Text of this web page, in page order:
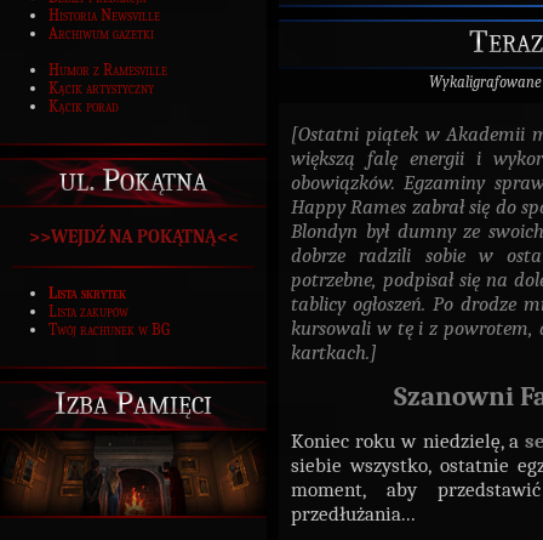
Historia Newsville
Archiwum gazetki
Humor z Ramesville
Kącik artystyczny
Kącik porad
ul. Pokątna
>>WEJDŹ NA POKĄTNĄ<<
Lista skrytek
Lista zakupów
Twój rachunek w BG
Izba Pamięci
[Ostatni piątek w Akademii
większą falę energii i
obowiązków. Egzaminy
Happy Rames zabrał się do
Blondyn był dumny ze
dobrze radzili sobie w
potrzebne, podpisał się na
tablicy ogłoszeń. Po drodze
kursowali w tę i z powrotem,
kartkach.]
Szanowni
Koniec roku w niedzielę, a
siebie wszystko, ostatnie
moment, aby
przedłużania...